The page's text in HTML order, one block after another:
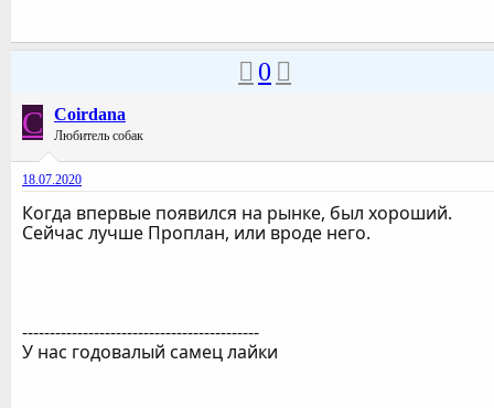
0
C Coirdana
Любитель собак
18.07.2020
Когда впервые появился на рынке, был хороший.
Сейчас лучше Проплан, или вроде него.
-------------------------------------------
У нас годовалый самец лайки